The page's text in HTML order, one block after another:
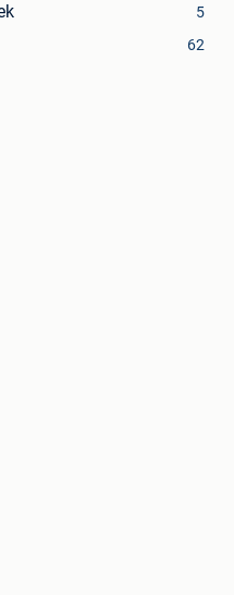
5
62